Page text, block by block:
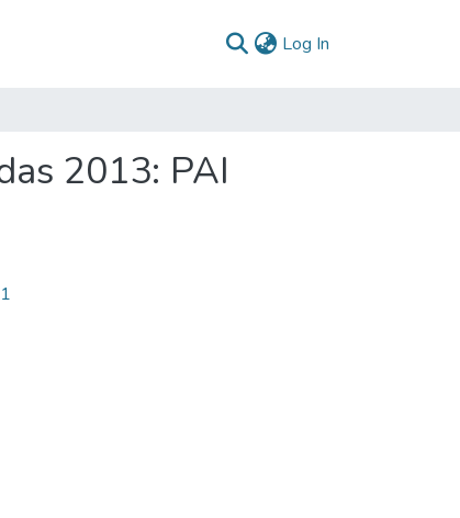
Log In
2013: PAI